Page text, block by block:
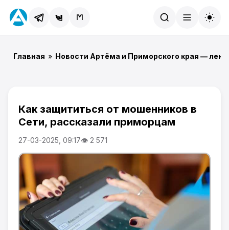
Главная » Новости Артёма и Приморского края —
Как защититься от мошенников в
Сети, рассказали приморцам
27-03-2025, 09:17👁 2 571